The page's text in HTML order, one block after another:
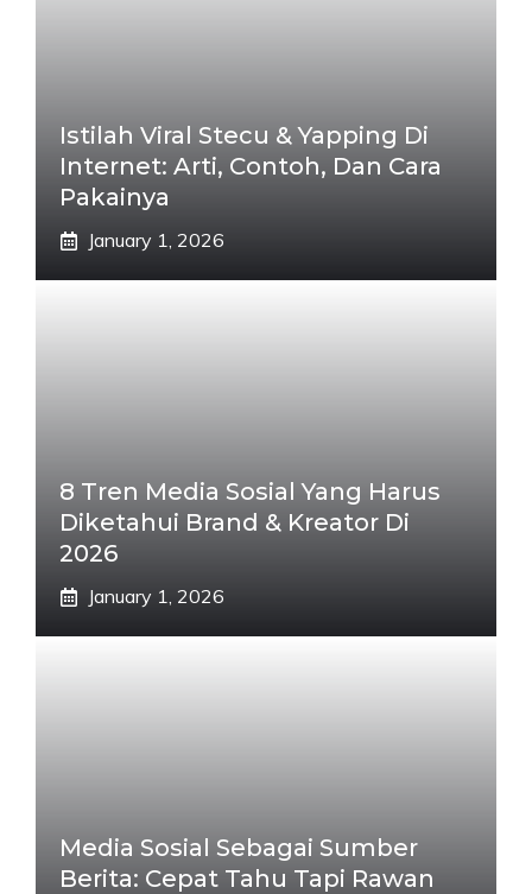
Istilah Viral Stecu & Yapping Di
Internet: Arti, Contoh, Dan Cara
Pakainya
January 1, 2026
8 Tren Media Sosial Yang Harus
Diketahui Brand & Kreator Di
2026
January 1, 2026
Media Sosial Sebagai Sumber
Berita: Cepat Tahu Tapi Rawan